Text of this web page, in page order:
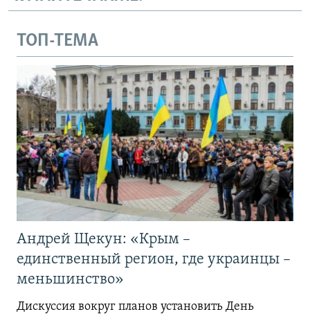
ТОП-ТЕМА
Андрей Щекун: «Крым –
единственный регион, где украинцы –
меньшинство»
Дискуссия вокруг планов установить День